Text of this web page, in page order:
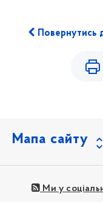
Повернутись
Мапа сайту
Ми у